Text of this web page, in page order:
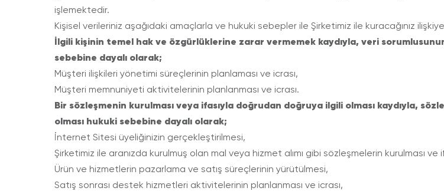
işlemektedir.
Kişisel verileriniz aşağıdaki amaçlarla ve hukuki sebepler ile Şirketimiz ile kuracağınız
İlgili kişinin temel hak ve özgürlüklerine zarar vermemek kaydıyla, veri
sebebine dayalı olarak;
Müşteri ilişkileri yönetimi süreçlerinin planlaması ve icrası,
Müşteri memnuniyeti aktivitelerinin planlanması ve icrası.
Bir sözleşmenin kurulması veya ifasıyla doğrudan doğruya ilgili olması kaydıyla,
olması hukuki sebebine dayalı olarak;
İnternet Sitesi üyeliğinizin gerçekleştirilmesi,
Şirketimiz ile aranızda kurulmuş olan mal veya hizmet alımı gibi sözleşmelerin kurulması ve
Ürün ve hizmetlerin pazarlama ve satış süreçlerinin yürütülmesi,
Satış sonrası destek hizmetleri aktivitelerinin planlanması ve icrası,